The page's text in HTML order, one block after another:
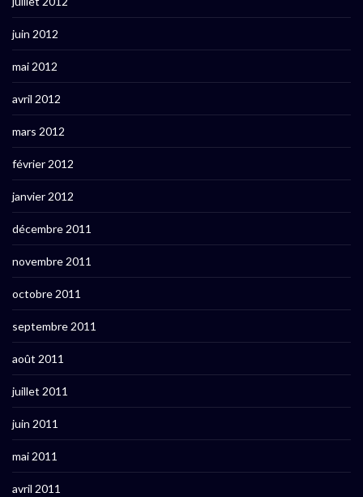
juin 2012
mai 2012
avril 2012
mars 2012
février 2012
janvier 2012
décembre 2011
novembre 2011
octobre 2011
septembre 2011
août 2011
juillet 2011
juin 2011
mai 2011
avril 2011